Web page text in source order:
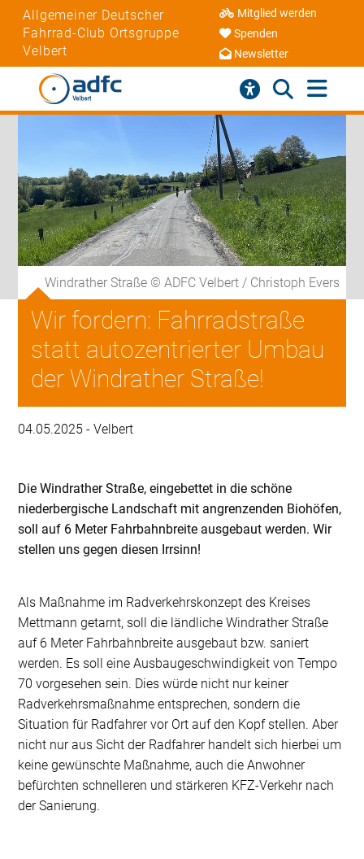
Allgemeiner Deutscher
Fahrrad-Club Ortsgruppe
Velbert
Mitglied werden
Spenden
Newsletter
Windrather Straße © ADFC Velbert / Christoph Evers
Wir fordern: Fahrradstraße
statt autozentrierter Umbau
der Windrather Straße!
04.05.2025 - Velbert
Die Windrather Straße, eingebettet in die schöne
niederbergische Landschaft mit angrenzenden Biohöfen,
soll auf 6 Meter Fahrbahnbreite ausgebaut werden. Wir
stellen uns gegen diesen Irrsinn!
Als Maßnahme im Radverkehrskonzept des Kreises
Mettmann getarnt, soll die ländliche Windrather Straße
auf 6 Meter Fahrbahnbreite ausgebaut bzw. saniert
werden. Es soll eine Ausbaugeschwindigkeit von Tempo
70 vorgesehen sein. Dies würde nicht nur keiner
Radverkehrsmaßnahme entsprechen, sondern die
Situation für Radfahrer vor Ort auf den Kopf stellen. Aber
nicht nur aus Sicht der Radfahrer handelt sich hierbei um
keine gewünschte Maßnahme, auch die Anwohner
befürchten schnelleren und stärkeren KFZ-Verkehr nach
der Sanierung.